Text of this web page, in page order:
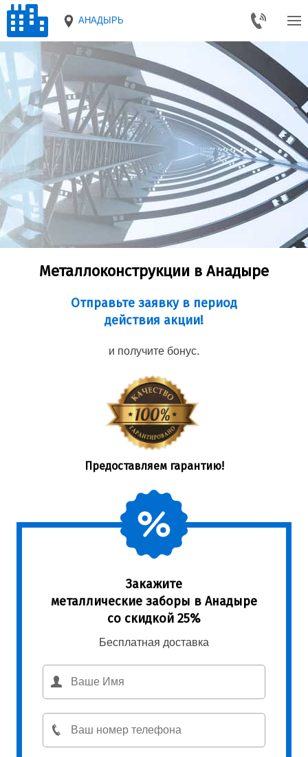
АНАДЫРЬ
Металлоконструкции в Анадыре
Отправьте заявку в период
действия акции!
и получите бонус.
Предоставляем гарантию!
Закажите
металлические заборы в Анадыре
со скидкой 25%
Бесплатная доставка